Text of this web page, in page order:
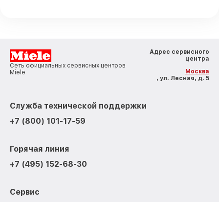
Сеть официальных сервисных центров
Miele
Адрес сервисного
центра
Москва
, ул. Лесная, д. 5
Служба технической поддержки
+7 (800) 101-17-59
Горячая линия
+7 (495) 152-68-30
Сервис